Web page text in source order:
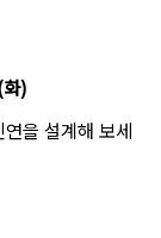
)
을 설계해 보세